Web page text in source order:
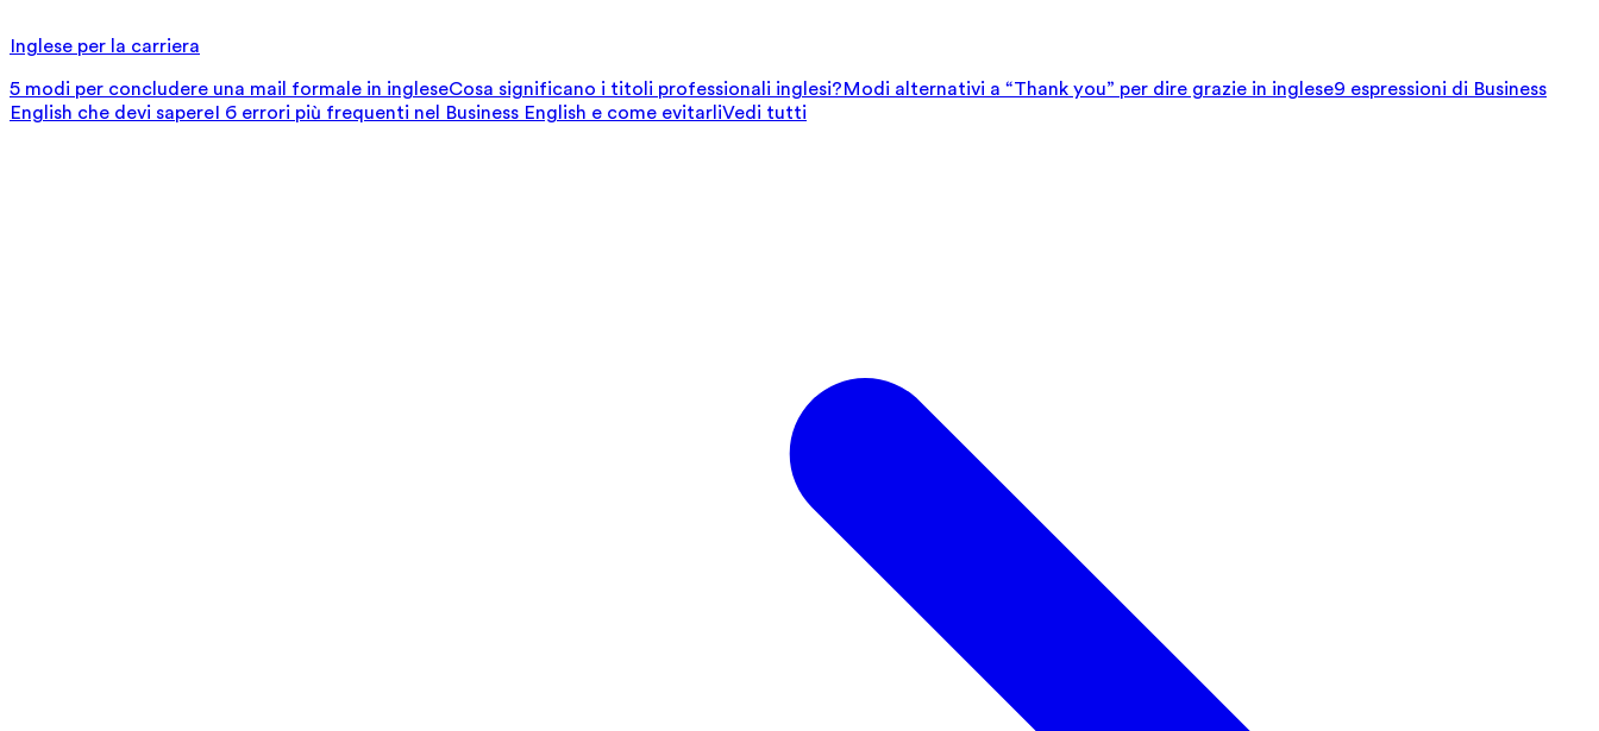
Inglese per la carriera
5 modi per concludere una mail formale in ingleseCosa significano i titoli professionali inglesi?Modi alternativi a “Thank you” per dire grazie in inglese9 espressioni di Business
English che devi sapereI 6 errori più frequenti nel Business English e come evitarliVedi tutti